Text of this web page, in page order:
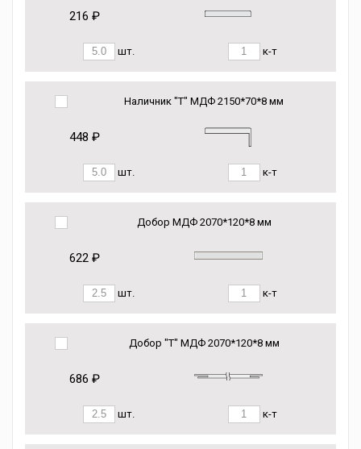
216 ₽
шт. к-т
Наличник "Т" МДФ 2150*70*8 мм
448 ₽
шт. к-т
Добор МДФ 2070*120*8 мм
622 ₽
шт. к-т
Добор "Т" МДФ 2070*120*8 мм
686 ₽
шт. к-т